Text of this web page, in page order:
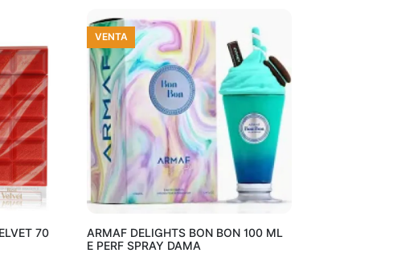
al carro
70
VENTA
Añadir al carro
ARMAF DELIGHTS BON BON 100 ML
E PERF SPRAY DAMA